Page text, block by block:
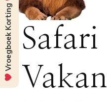
Safari
Vroegboek Korting